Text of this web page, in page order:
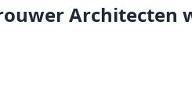
Architecten